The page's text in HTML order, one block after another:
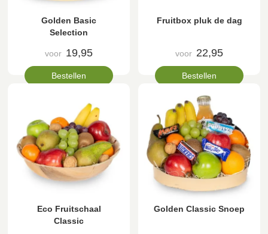
Golden Basic
Selection
voor 19,95
Bestellen
Fruitbox pluk de dag
voor 22,95
Bestellen
Eco Fruitschaal
Classic
Golden Classic Snoep